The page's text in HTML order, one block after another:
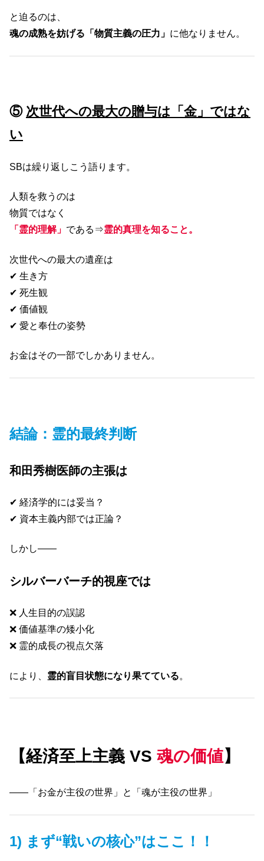
と迫るのは、
魂の成熟を妨げる「物質主義の圧力」 に他なりません。
⑤ 次世代への最大の贈与は「金」ではな
い
SBは繰り返しこう語ります。
人類を救うのは
物質ではなく
「霊的理解」 である⇒霊的真理を知ること。
次世代への最大の遺産は
✔ 生き方
✔ 死生観
✔ 価値観
✔ 愛と奉仕の姿勢
お金はその一部でしかありません。
結論：霊的最終判断
和田秀樹医師の主張は
✔ 経済学的には妥当？
✔ 資本主義内部では正論？
しかし――
シルバーバーチ的視座では
❌ 人生目的の誤認
❌ 価値基準の矮小化
❌ 霊的成長の視点欠落
により、 霊的盲目状態になり果てている。
【経済至上主義 VS 魂の価値】
――「お金が主役の世界」と「魂が主役の世界」
1) まず“戦いの核心”はここ！！